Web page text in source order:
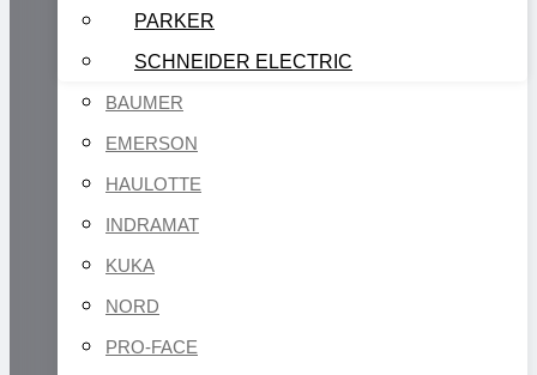
PARKER
SCHNEIDER ELECTRIC
BAUMER
EMERSON
HAULOTTE
INDRAMAT
KUKA
NORD
PRO-FACE